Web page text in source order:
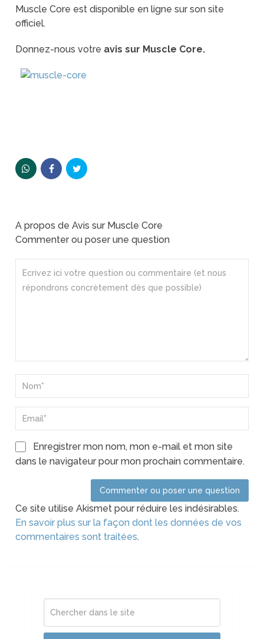
Muscle Core est disponible en ligne sur son site
officiel.
Donnez-nous votre avis sur Muscle Core.
A propos de Avis sur Muscle Core
Commenter ou poser une question
Enregistrer mon nom, mon e-mail et mon site
dans le navigateur pour mon prochain commentaire.
Ce site utilise Akismet pour réduire les indésirables.
En savoir plus sur la façon dont les données de vos
commentaires sont traitées.